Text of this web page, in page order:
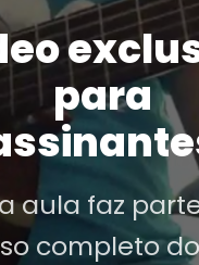
para
aula faz
completo